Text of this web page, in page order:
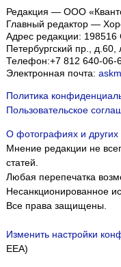
Редакция — ООО
Главный редактор —
Адрес редакции: 198516
Петербургский пр.,
Телефон:+7 812 640-06-
Электронная почта:
Политика
Пользовательское
О фотографиях и других
Мнение редакции не
статей.
Любая перепечатка
Несанкционированное
Все права защищены.
Изменить настройки
EEA)